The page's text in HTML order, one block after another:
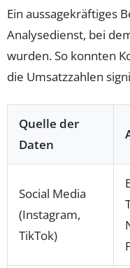
Ein aussagekräftiges
Analysedienst, bei
wurden. So konnten
die Umsatzzahlen
Quelle der
Daten
Social Media
(Instagram,
TikTok)